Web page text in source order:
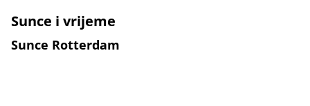
Sunce i vrijeme
Sunce Rotterdam